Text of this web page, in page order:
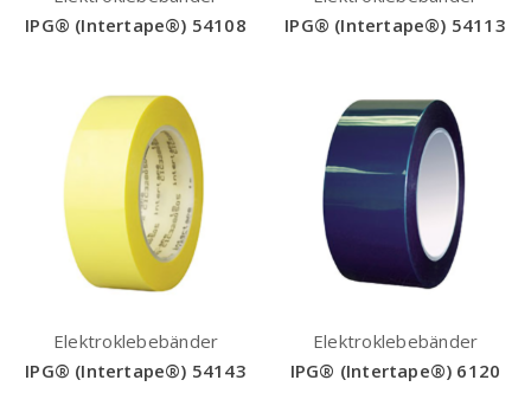
IPG® (Intertape®) 54108
IPG® (Intertape®) 54113
Elektroklebebänder
IPG® (Intertape®) 54143
Elektroklebebänder
IPG® (Intertape®) 6120